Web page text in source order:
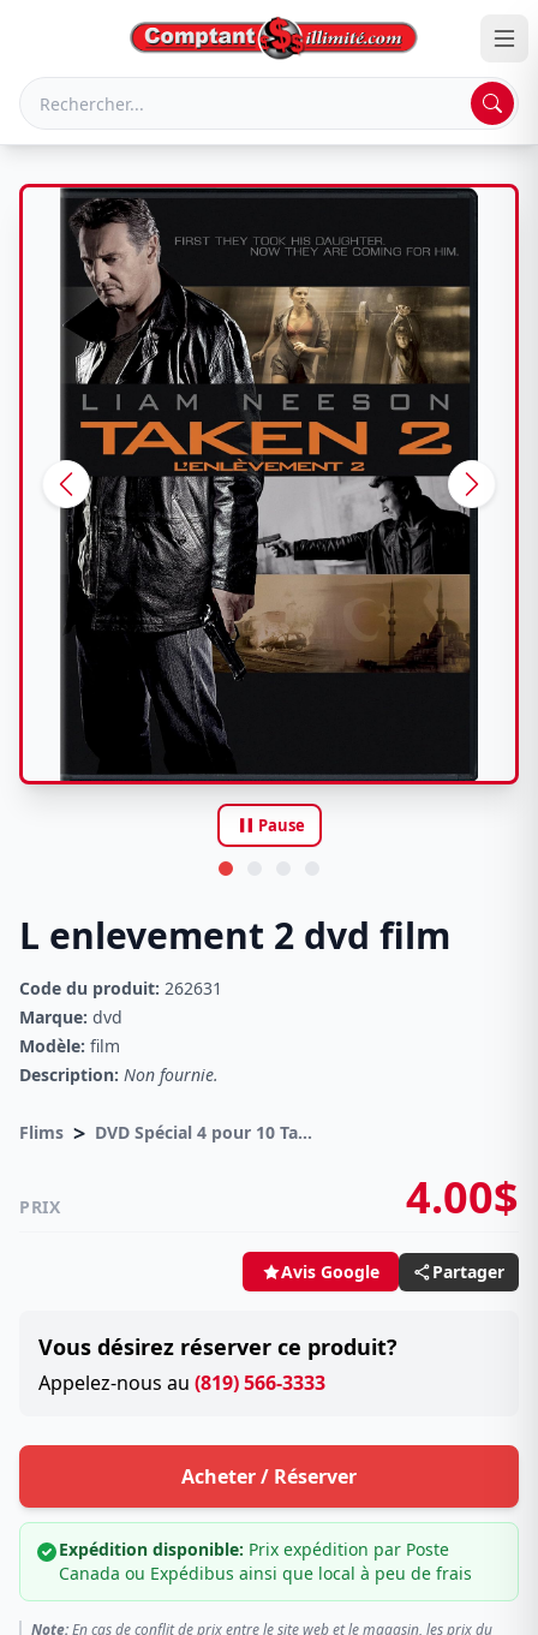
pause Pause
L enlevement 2 dvd film
Code du produit: 262631
Marque: dvd
Modèle: film
Description: Non fournie.
Flims > DVD Spécial 4 pour 10 Taxes incluses sur -4.00$
PRIX 4.00$
Avis Google Partager
Vous désirez réserver ce produit?
Appelez-nous au (819) 566-3333
Acheter / Réserver
Expédition disponible: Prix expédition par Poste
Canada ou Expédibus ainsi que local à peu de frais
Note:En cas de conflit de prix entre le site web et le magasin, les prix du